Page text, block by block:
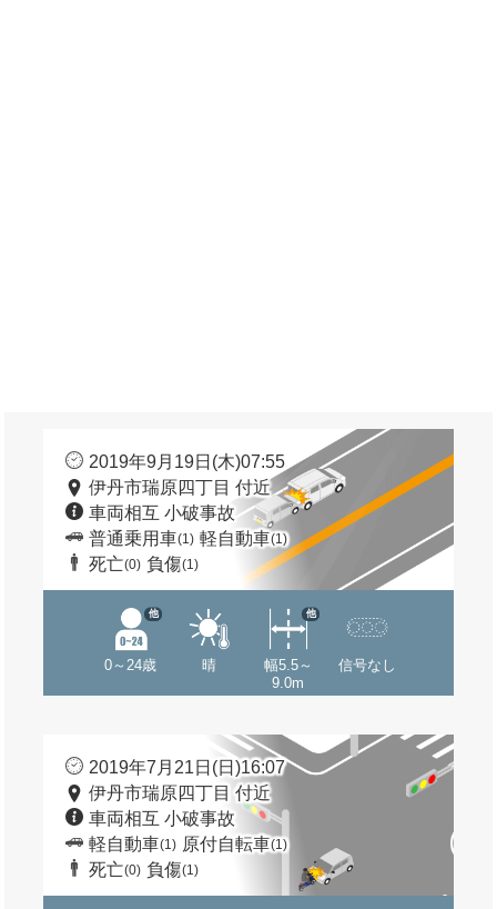
2019年9月19日(木)07:55
伊丹市瑞原四丁目 付近
車両相互 小破事故
普通乗用車(1) 軽自動車(1)
死亡(0) 負傷(1)
0～24歳
他
晴
幅5.5～
9.0m
他
信号なし
2019年7月21日(日)16:07
伊丹市瑞原四丁目 付近
車両相互 小破事故
軽自動車(1) 原付自転車(1)
死亡(0) 負傷(1)